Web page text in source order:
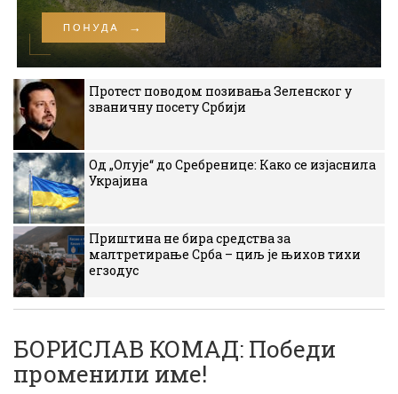
Протест поводом позивања Зеленског у
званичну посету Србији
Од „Олује“ до Сребренице: Како се изјаснила
Украјина
Приштина не бира средства за
малтретирање Срба – циљ је њихов тихи
егзодус
БОРИСЛАВ КОМАД: Победи
променили име!